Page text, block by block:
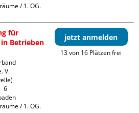
/ 1. OG.
für
Betrieben
V.
6
/ 1. OG.
jetzt anmelden
13 von 16 Plätzen frei